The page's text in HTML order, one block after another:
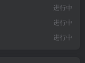
进行中
进行中
进行中